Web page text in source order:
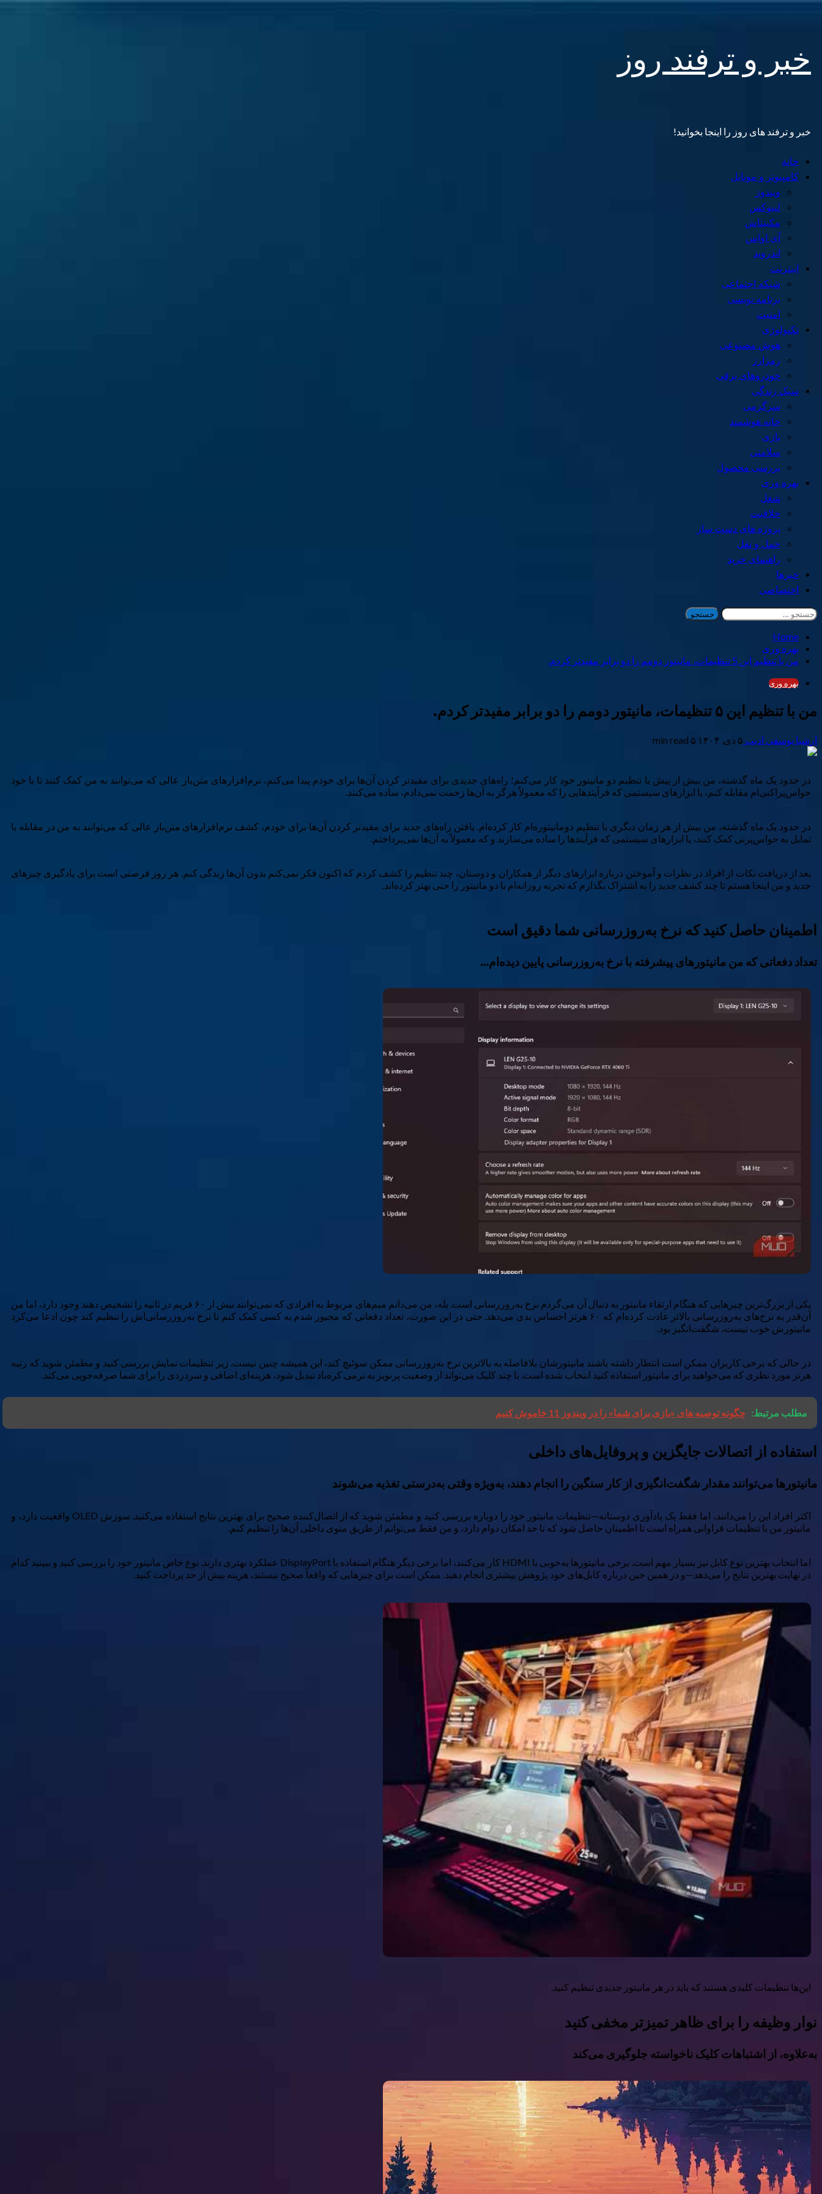
content
خبر و ترفند روز
خبر و ترفند های روز را اینجا بخوانید!
Primary
Menu
خانه
کامپیوتر و موبایل
ویندوز
لینوکس
مکینتاش
آی اواس
اندروید
اینترنت
شبکه اجتماعی
برنامه نویسی
امنیت
تکنولوژی
هوش مصنوعی
رمزارز
خودروهای برقی
سبک زندگی
سرگرمی
خانه هوشمند
بازی
سلامتی
بررسی محصول
بهره وری
شغل
خلاقیت
پروژه های دست ساز
حمل و نقل
راهنمای خرید
خبرها
اختصاصی
جستجو
برای:
Home
بهره وری
من با تنظیم این 5 تنظیمات، مانیتور دومم را دو برابر مفیدتر کردم.
بهره وری
من با تنظیم این ۵ تنظیمات، مانیتور دومم را دو برابر مفیدتر کردم.
ارشیا یوسفی ادیب ۵ دی, ۱۴۰۴ ۵ min read
در حدود یک ماه گذشته، من بیش از پیش با تنظیم دو مانیتور خود کار می‌کنم؛ راه‌های جدیدی برای مفیدتر کردن آن‌ها برای خودم پیدا می‌کنم، نرم‌افزارهای متن‌باز عالی که می‌توانند به من کمک کنند تا با خود
حواس‌پراکنی‌ام مقابله کنم، یا ابزارهای سیستمی که فرآیندهایی را که معمولاً هرگز به آن‌ها زحمت نمی‌دادم، ساده می‌کنند.
در حدود یک ماه گذشته، من بیش از هر زمان دیگری با تنظیم دو‌مانیتوره‌ام کار کرده‌ام. یافتن راه‌های جدید برای مفیدتر کردن آن‌ها برای خودم، کشف نرم‌افزارهای متن‌باز عالی که می‌توانند به من در مقابله با
تمایل به حواس‌پرتی کمک کنند، یا ابزارهای سیستمی که فرآیندها را ساده می‌سازند و که معمولاً به آن‌ها نمی‌پرداختم.
بعد از دریافت نکات از افراد در نظرات و آموختن درباره ابزارهای دیگر از همکاران و دوستان، چند تنظیم را کشف کردم که اکنون فکر نمی‌کنم بدون آن‌ها زندگی کنم. هر روز فرصتی است برای یادگیری چیزهای
جدید و من اینجا هستم تا چند کشف جدید را به اشتراک بگذارم که تجربه روزانه‌ام با دو مانیتور را حتی بهتر کرده‌اند.
اطمینان حاصل کنید که نرخ به‌روزرسانی شما دقیق است
تعداد دفعاتی که من مانیتورهای پیشرفته با نرخ به‌روزرسانی پایین دیده‌ام…
یکی از بزرگ‌ترین چیزهایی که هنگام ارتقاء مانیتور به دنبال آن می‌گردم نرخ به‌روزرسانی است. بله، من می‌دانم میم‌های مربوط به افرادی که نمی‌توانند بیش از ۶۰ فریم در ثانیه را تشخیص دهند وجود دارد، اما من
آن‌قدر به نرخ‌های به‌روزرسانی بالاتر عادت کرده‌ام که ۶۰ هرتز احساس بدی می‌دهد. حتی در این صورت، تعداد دفعاتی که مجبور شدم به کسی کمک کنم تا نرخ به‌روزرسانی‌اش را تنظیم کند چون ادعا می‌کرد
مانیتورش خوب نیست، شگفت‌انگیز بود.
در حالی که برخی کاربران ممکن است انتظار داشته باشند مانیتورشان بلافاصله به بالاترین نرخ به‌روزرسانی ممکن سوئیچ کند، این همیشه چنین نیست. زیر تنظیمات نمایش بررسی کنید و مطمئن شوید که رتبه
هرتز مورد نظری که می‌خواهید برای مانیتور استفاده کنید انتخاب شده است. با چند کلیک می‌تواند از وضعیت پر‌نویز به نرمی کره‌باد تبدیل شود، هزینه‌ای اضافی و سردردی را برای شما صرفه‌جویی می‌کند.
مطلب مرتبط: چگونه توصیه های «بازی برای شما» را در ویندوز 11 خاموش کنیم
استفاده از اتصالات جایگزین و پروفایل‌های داخلی
مانیتورها می‌توانند مقدار شگفت‌انگیزی از کار سنگین را انجام دهند، به‌ویژه وقتی به‌درستی تغذیه می‌شوند
اکثر افراد این را می‌دانند، اما فقط یک یادآوری دوستانه—تنظیمات مانیتور خود را دوباره بررسی کنید و مطمئن شوید که از اتصال‌کننده صحیح برای بهترین نتایج استفاده می‌کنید. سوزش OLED واقعیت دارد، و
مانیتور من با تنظیمات فراوانی همراه است تا اطمینان حاصل شود که تا حد امکان دوام دارد، و من فقط می‌توانم از طریق منوی داخلی آن‌ها را تنظیم کنم.
اما انتخاب بهترین نوع کابل نیز بسیار مهم است. برخی مانیتورها به‌خوبی با HDMI کار می‌کنند، اما برخی دیگر هنگام استفاده با DisplayPort عملکرد بهتری دارند. نوع خاص مانیتور خود را بررسی کنید و ببینید کدام
در نهایت بهترین نتایج را می‌دهد—و در همین حین درباره کابل‌های خود پژوهش بیشتری انجام دهید. ممکن است برای چیزهایی که واقعاً صحیح نیستند، هزینه بیش از حد پرداخت کنید.
این‌ها تنظیمات کلیدی هستند که باید در هر مانیتور جدیدی تنظیم کنید.
نوار وظیفه را برای ظاهر تمیزتر مخفی کنید
به‌علاوه، از اشتباهات کلیک ناخواسته جلوگیری می‌کند